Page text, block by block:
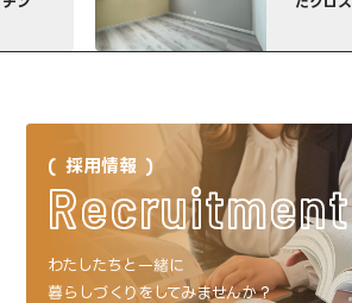
採用情報
Recruitment
わたしたちと一緒に
暮らしづくりをしてみませんか？